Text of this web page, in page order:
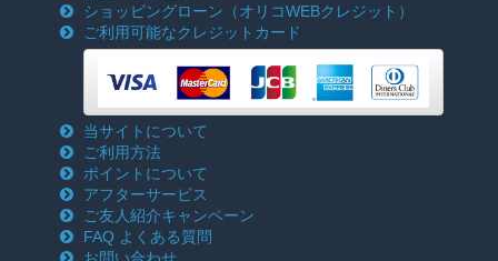
ショッピングローン （オリコWEBクレジット）
ご利用可能なクレジットカード
当サイトについて
ご利用方法
ポイントについて
アフターサービス
ご友人紹介キャンペーン
FAQ よくある質問